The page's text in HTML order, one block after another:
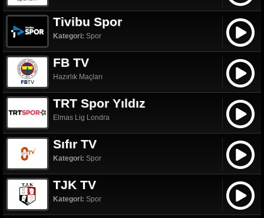
Tivibu Spor
Kategori: Spor
FB TV
Hazırlık Maçları
TRT Spor Yıldız
Elmas Lig Londra
Sıfır TV
Kategori: Spor
TJK TV
Kategori: Spor